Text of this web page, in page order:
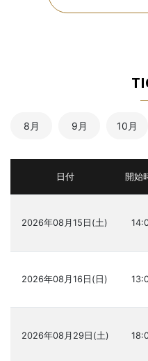
8月 9月 10月
日付 開始
2026年08月15日(土)
2026年08月16日(日)
2026年08月29日(土)